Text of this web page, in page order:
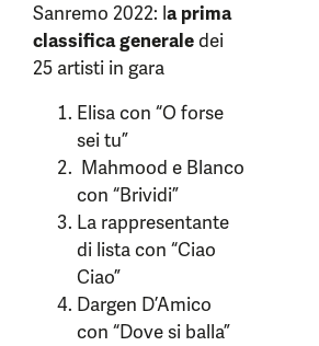
Sanremo 2022: la prima
classifica generaledei
25 artisti in gara
Elisa con “O forse
sei tu”
Mahmood e Blanco
con “Brividi”
La rappresentante
di lista con “Ciao
Ciao”
Dargen D’Amico
con “Dove si balla”